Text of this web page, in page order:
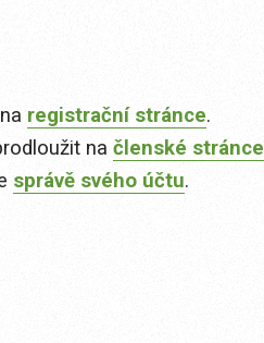
registrační stránce.
na členské stránce
správě svého účtu.